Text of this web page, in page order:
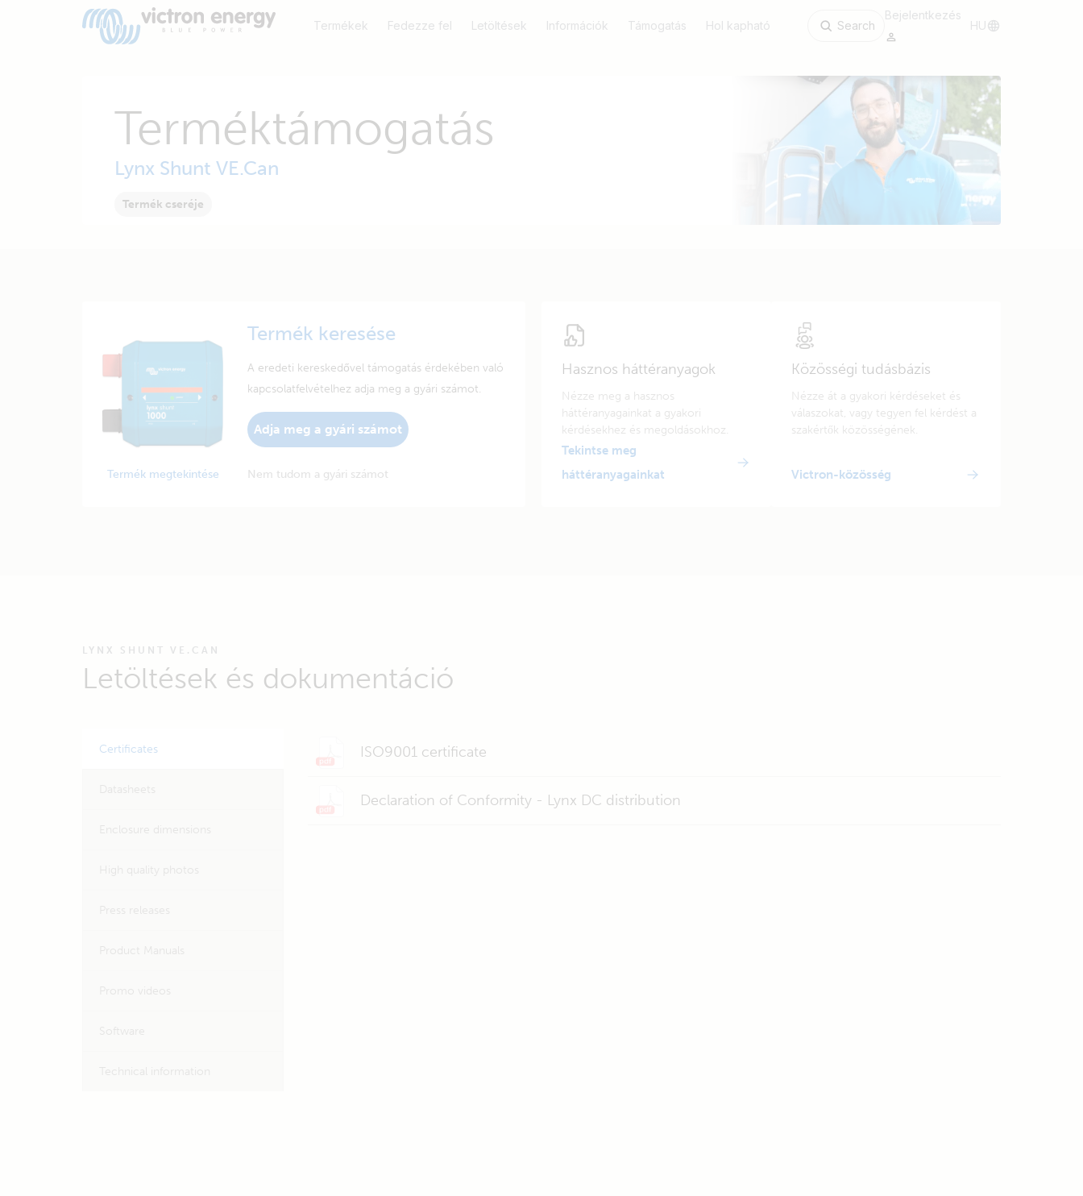
Termékek Fedezze fel Letöltések Információk Támogatás Hol kapható Search
Bejelentkezés
HU
Terméktámogatás
Lynx Shunt VE.Can
Termék cseréje
Termék megtekintése
Termék keresése
A eredeti kereskedővel támogatás érdekében való
kapcsolatfelvételhez adja meg a gyári számot.
Adja meg a gyári számot
Nem tudom a gyári számot
Hasznos háttéranyagok
Nézze meg a hasznos
háttéranyagainkat a gyakori
kérdésekhez és megoldásokhoz.
Tekintse meg
háttéranyagainkat
Közösségi tudásbázis
Nézze át a gyakori kérdéseket és
válaszokat, vagy tegyen fel kérdést a
szakértők közösségének.
Victron-közösség
LYNX SHUNT VE.CAN
Letöltések és dokumentáció
Certificates ISO9001 certificate
Declaration of Conformity - Lynx DC distribution